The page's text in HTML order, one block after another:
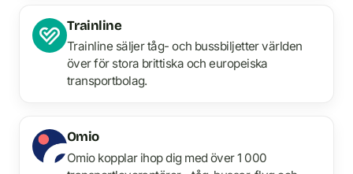
Trainline
Trainline säljer tåg- och bussbiljetter världen
över för stora brittiska och europeiska
transportbolag.
Omio
Omio kopplar ihop dig med över 1 000